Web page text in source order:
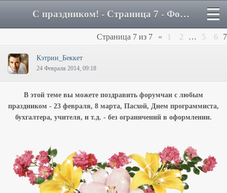
С праздником! - Страница 7 - Форум
Страница 7 из 7 « 1 2 … 5 6 7
Кэтрин_Беккет
24 Февраля 2014, 09:18
В этой теме вы можете поздравить форумчан с любым
праздником - 23 февраля, 8 марта, Пасхой, Днем программиста,
бухгалтера, учителя, и т.д. - без ограничений в оформлении.